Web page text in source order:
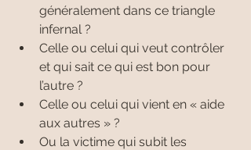
généralement dans ce triangle
infernal ?
Celle ou celui qui veut contrôler
et qui sait ce qui est bon pour
l’autre ?
Celle ou celui qui vient en « aide
aux autres » ?
Ou la victime qui subit les